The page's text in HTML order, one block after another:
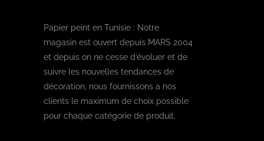
Papier peint en Tunisie : Notre
magasin est ouvert depuis MARS 2004
et depuis on ne cesse d’évoluer et de
suivre les nouvelles tendances de
décoration, nous fournissons a nos
clients le maximum de choix possible
pour chaque catégorie de produit.